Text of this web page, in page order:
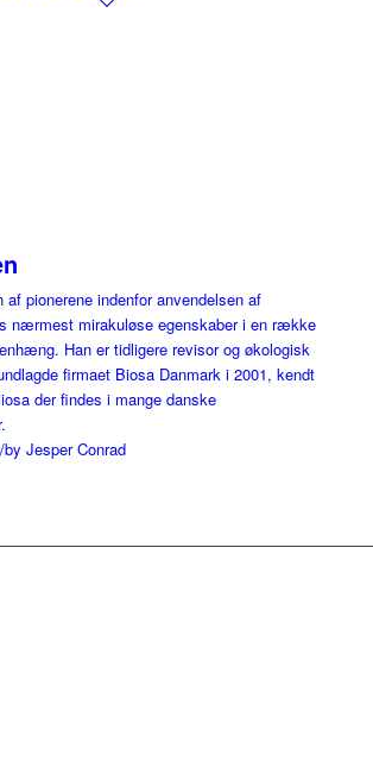
af pionerene indenfor anvendelsen af
nærmest mirakuløse egenskaber i en række
Han er tidligere revisor og økologisk
firmaet Biosa Danmark i 2001, kendt
der findes i mange danske
/by Jesper Conrad